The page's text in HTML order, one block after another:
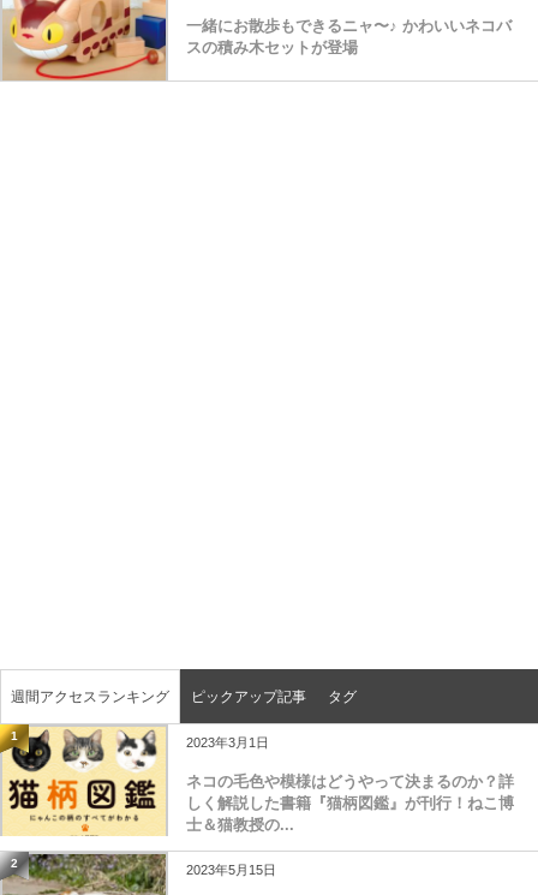
一緒にお散歩もできるニャ〜♪ かわいいネコバ
スの積み木セットが登場
週間アクセスランキング ピックアップ記事 タグ
1 2023年3月1日
ネコの毛色や模様はどうやって決まるのか？詳
しく解説した書籍『猫柄図鑑』が刊行！ねこ博
士＆猫教授の...
2 2023年5月15日